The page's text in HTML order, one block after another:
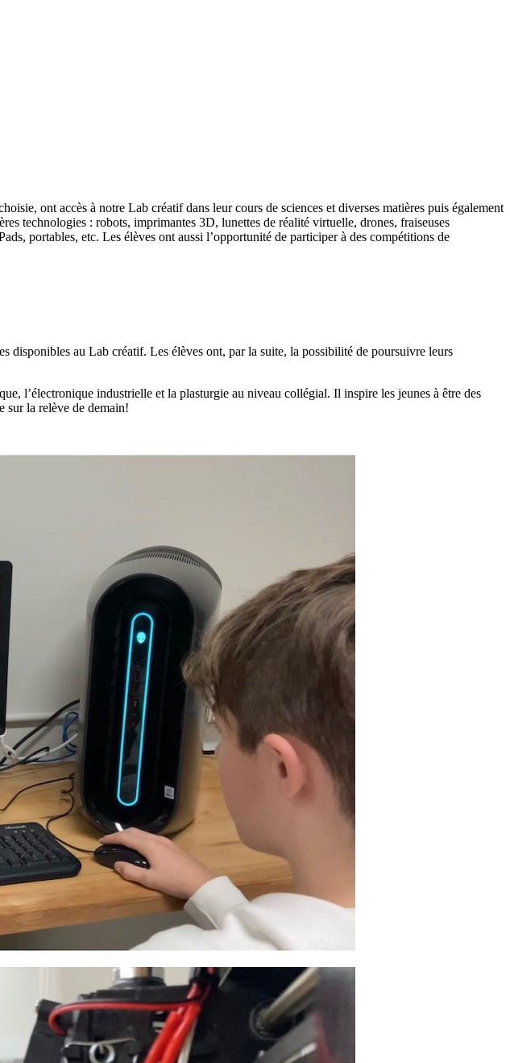
ont accès à notre Lab créatif dans leur cours de sciences et diverses matières puis également
technologies : robots, imprimantes 3D, lunettes de réalité virtuelle, drones, fraiseuses
portables, etc. Les élèves ont aussi l’opportunité de participer à des compétitions de
disponibles au Lab créatif. Les élèves ont, par la suite, la possibilité de poursuivre leurs
l’électronique industrielle et la plasturgie au niveau collégial. Il inspire les jeunes à être des
sur la relève de demain!